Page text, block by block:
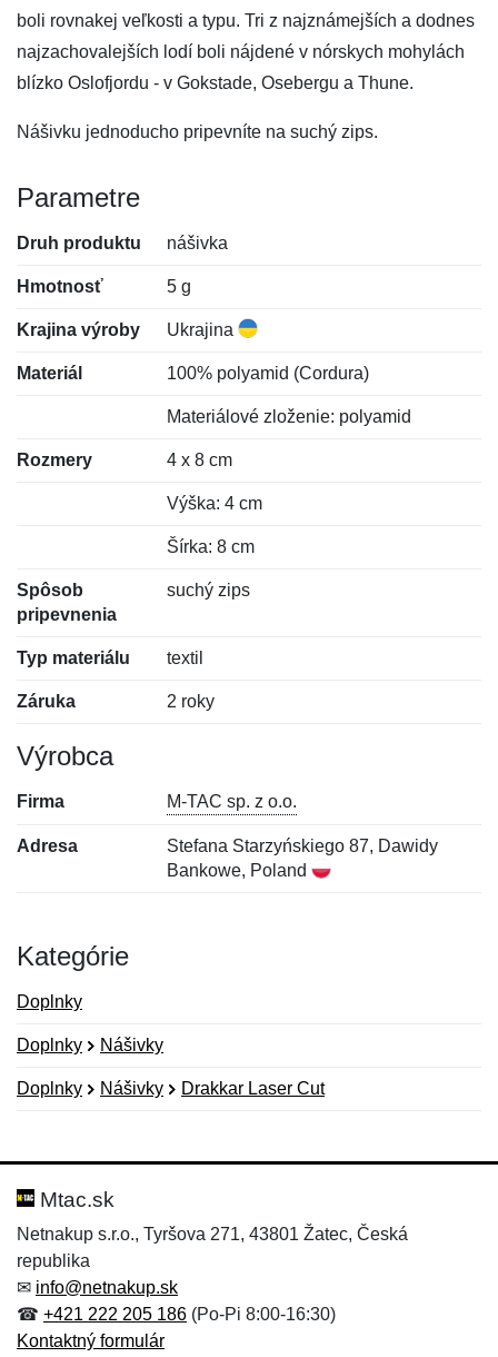
boli rovnakej veľkosti a typu. Tri z najznámejších a dodnes
najzachovalejších lodí boli nájdené v nórskych mohylách
blízko Oslofjordu - v Gokstade, Osebergu a Thune.
Nášivku jednoducho pripevníte na suchý zips.
Parametre
Druh produktu nášivka
Hmotnosť 5 g
Krajina výroby Ukrajina
Materiál 100% polyamid (Cordura)
Materiálové zloženie: polyamid
Rozmery 4 x 8 cm
Výška: 4 cm
Šírka: 8 cm
Spôsob
pripevnenia
suchý zips
Typ materiálu textil
Záruka 2 roky
Výrobca
Firma M-TAC sp. z o.o.
Adresa
Stefana Starzyńskiego 87, Dawidy
Bankowe, Poland
Kategórie
Doplnky
Doplnky Nášivky
Doplnky Nášivky Drakkar Laser Cut
Hodnotenie:
Meno:*
Meno:
E-mail:*
Mtac.sk
Netnakup s.r.o., Tyršova 271, 43801 Žatec, Česká
republika
✉ info@netnakup.sk
☎ +421 222 205 186 (Po-Pi 8:00-16:30)
Kontaktný formulár